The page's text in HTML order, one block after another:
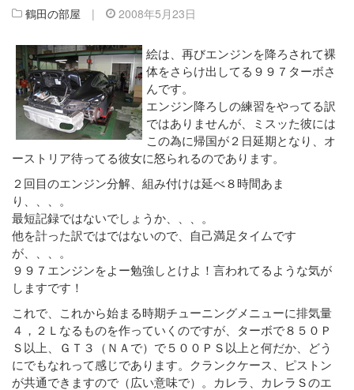
鶴田の部屋 | 2008年5月23日
絵は、再びエンジンを降ろされて裸
体をさらけ出してる９９７ターボさ
んです。
エンジン降ろしの練習をやってる訳
ではありませんが、ミスッた彼には
この為に帰国が２日延期となり、オ
ーストリア待ってる彼女に怒られるのであります。
２回目のエンジン分解、組み付けは延べ８時間あま
り、、、。
最短記録ではないでしょうか、、、。
他を計った訳ではではないので、自己満足タイムです
が、、、。
９９７エンジンをよー勉強しとけよ！言われてるような気が
しますです！
これで、これから始まる時期チューニングメニューに排気量
４，２Ｌなるものを作っていくのですが、ターボで８５０Ｐ
Ｓ以上、ＧＴ３（ＮＡで）で５００ＰＳ以上と何だか、どう
にでもなれって感じであります。クランクケース、ピストン
が共通できますので（広い意味で）。カレラ、カレラＳのエ